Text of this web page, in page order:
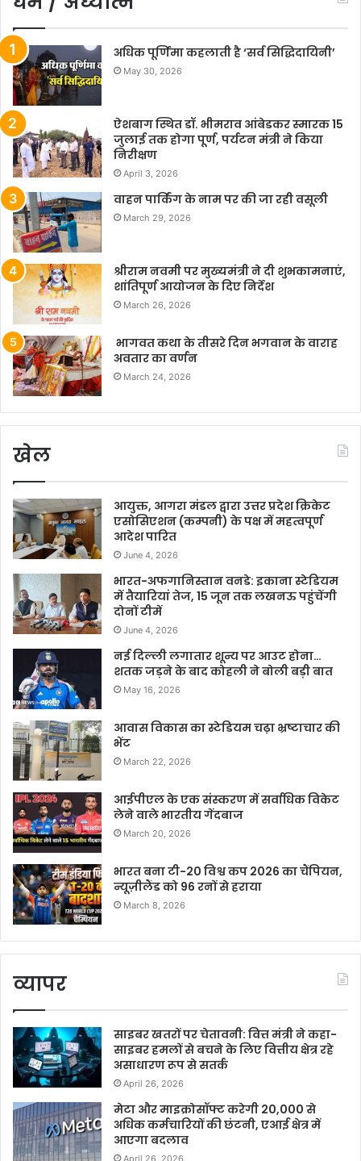
अधिक पूर्णिमा कहलाती है ‘सर्व सिद्धिदायिनी’
May 30, 2026
ऐशबाग स्थित डॉ. भीमराव आंबेडकर स्मारक 15
जुलाई तक होगा पूर्ण, पर्यटन मंत्री ने किया
निरीक्षण
April 3, 2026
वाहन पार्किंग के नाम पर की जा रही वसूली
March 29, 2026
श्रीराम नवमी पर मुख्यमंत्री ने दी शुभकामनाएं,
शांतिपूर्ण आयोजन के दिए निर्देश
March 26, 2026
भागवत कथा के तीसरे दिन भगवान के वाराह
अवतार का वर्णन
March 24, 2026
खेल
आयुक्त, आगरा मंडल द्वारा उत्तर प्रदेश क्रिकेट
एसोसिएशन (कम्पनी) के पक्ष में महत्वपूर्ण
आदेश पारित
June 4, 2026
भारत-अफगानिस्तान वनडे: इकाना स्टेडियम
में तैयारियां तेज, 15 जून तक लखनऊ पहुंचेंगी
दोनों टीमें
June 4, 2026
नई दिल्ली लगातार शून्य पर आउट होना…
शतक जड़ने के बाद कोहली ने बोली बड़ी बात
May 16, 2026
आवास विकास का स्टेडियम चढ़ा भ्रष्टाचार की
भेंट
March 22, 2026
आईपीएल के एक संस्करण में सर्वाधिक विकेट
लेने वाले भारतीय गेंदबाज
March 20, 2026
भारत बना टी-20 विश्व कप 2026 का चैंपियन,
न्यूज़ीलैंड को 96 रनों से हराया
March 8, 2026
व्यापर
साइबर खतरों पर चेतावनी: वित्त मंत्री ने कहा-
साइबर हमलों से बचने के लिए वित्तीय क्षेत्र रहे
असाधारण रूप से सतर्क
April 26, 2026
मेटा और माइक्रोसॉफ्ट करेगी 20,000 से
अधिक कर्मचारियों की छंटनी, एआई क्षेत्र में
आएगा बदलाव